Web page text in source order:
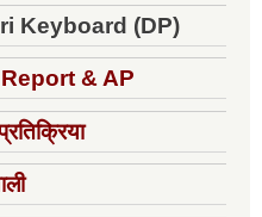
Keyboard (DP)
Report & AP